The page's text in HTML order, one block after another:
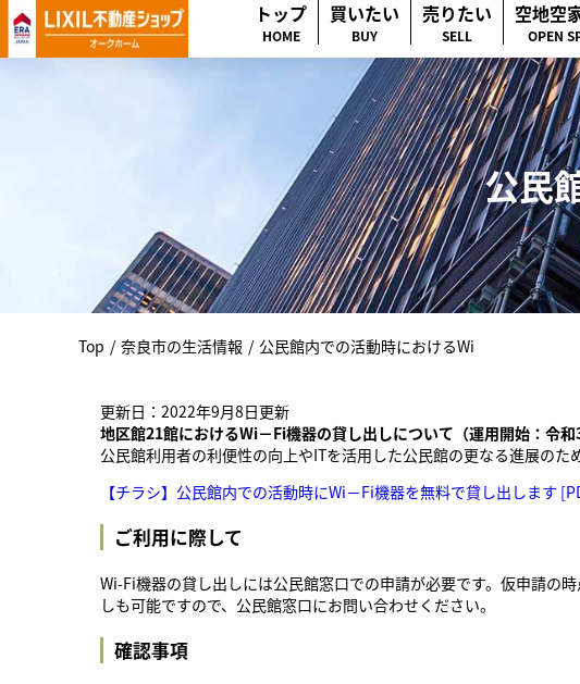
トップ
HOME
買いたい
BUY
売りたい
SELL
空地空
OPEN
公民
Top / 奈良市の生活情報 / 公民館内での活動時におけるWi
更新日：2022年9月8日更新
地区館21館におけるWi－Fi機器の貸し出しについて（運用開始：令和
公民館利用者の利便性の向上やITを活用した公民館の更なる進展の
【チラシ】公民館内での活動時にWi－Fi機器を無料で貸し出します
ご利用に際して
Wi-Fi機器の貸し出しには公民館窓口での申請が必要です。仮申請の
しも可能ですので、公民館窓口にお問い合わせください。
確認事項